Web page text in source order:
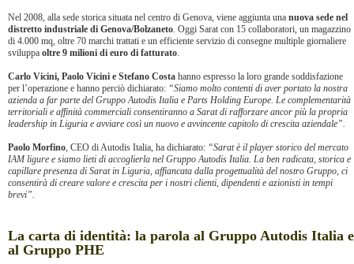
Nel 2008, alla sede storica situata nel centro di Genova, viene aggiunta una nuova sede nel
distretto industriale di Genova/Bolzaneto. Oggi Sarat con 15 collaboratori, un magazzino
di 4.000 mq, oltre 70 marchi trattati e un efficiente servizio di consegne multiple giornaliere
sviluppa oltre 9 milioni di euro di fatturato.
Carlo Vicini, Paolo Vicini e Stefano Costa hanno espresso la loro grande soddisfazione
per l’operazione e hanno perciò dichiarato: “Siamo molto contenti di aver portato la nostra
azienda a far parte del Gruppo Autodis Italia e Parts Holding Europe. Le complementarità
territoriali e affinità commerciali consentiranno a Sarat di rafforzare ancor più la propria
leadership in Liguria e avviare così un nuovo e avvincente capitolo di crescita aziendale”.
Paolo Morfino, CEO di Autodis Italia, ha dichiarato: “Sarat è il player storico del mercato
IAM ligure e siamo lieti di accoglierla nel Gruppo Autodis Italia. La ben radicata, storica e
capillare presenza di Sarat in Liguria, affiancata dalla progettualità del nostro Gruppo, ci
consentirà di creare valore e crescita per i nostri clienti, dipendenti e azionisti in tempi
brevi”.
La carta di identità: la parola al Gruppo Autodis Italia e
al Gruppo PHE